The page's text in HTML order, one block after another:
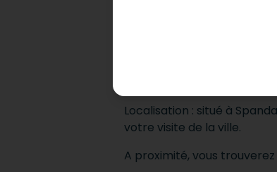
Berlin, ville de grandes
accepte toutes les
Localisation : situé à
votre visite de la ville.
A proximité, vous